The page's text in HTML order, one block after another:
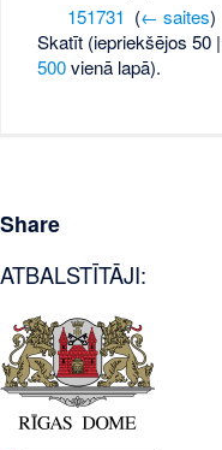
151731 (← saites)
Skatīt (iepriekšējos 50
500vienā lapā).
Share
ATBALSTĪTĀJI: